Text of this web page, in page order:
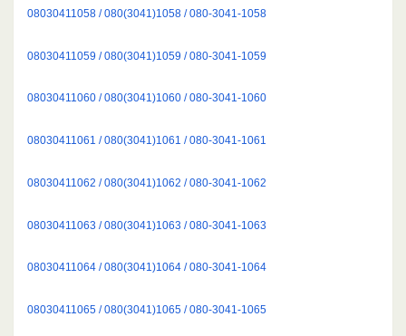
08030411058 / 080(3041)1058 / 080-3041-1058
08030411059 / 080(3041)1059 / 080-3041-1059
08030411060 / 080(3041)1060 / 080-3041-1060
08030411061 / 080(3041)1061 / 080-3041-1061
08030411062 / 080(3041)1062 / 080-3041-1062
08030411063 / 080(3041)1063 / 080-3041-1063
08030411064 / 080(3041)1064 / 080-3041-1064
08030411065 / 080(3041)1065 / 080-3041-1065